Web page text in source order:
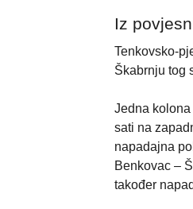
Iz
Tenkovsko-
Škabrnju tog
Jedna
sati na
napadajna
Benkovac –
također